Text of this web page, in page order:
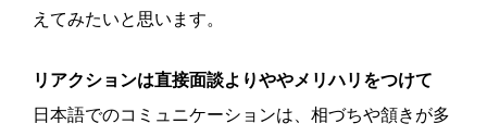
えてみたいと思います。
リアクションは直接面談よりややメリハリをつけて
日本語でのコミュニケーションは、相づちや頷きが多